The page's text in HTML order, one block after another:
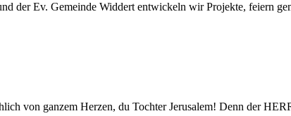
der Ev. Gemeinde Widdert entwickeln wir Projekte, feiern
von ganzem Herzen, du Tochter Jerusalem! Denn der